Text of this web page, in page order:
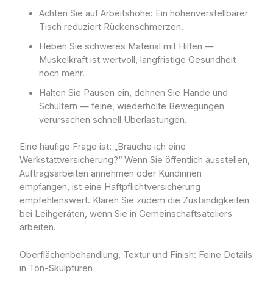
Achten Sie auf Arbeitshöhe: Ein höhenverstellbarer
Tisch reduziert Rückenschmerzen.
Heben Sie schweres Material mit Hilfen —
Muskelkraft ist wertvoll, langfristige Gesundheit
noch mehr.
Halten Sie Pausen ein, dehnen Sie Hände und
Schultern — feine, wiederholte Bewegungen
verursachen schnell Überlastungen.
Eine häufige Frage ist: „Brauche ich eine
Werkstattversicherung?“ Wenn Sie öffentlich ausstellen,
Auftragsarbeiten annehmen oder Kundinnen
empfangen, ist eine Haftpflichtversicherung
empfehlenswert. Klären Sie zudem die Zuständigkeiten
bei Leihgeräten, wenn Sie in Gemeinschaftsateliers
arbeiten.
Oberflächenbehandlung, Textur und Finish: Feine Details
in Ton-Skulpturen